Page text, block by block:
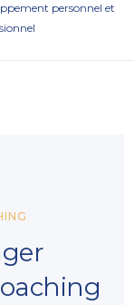
personnel et